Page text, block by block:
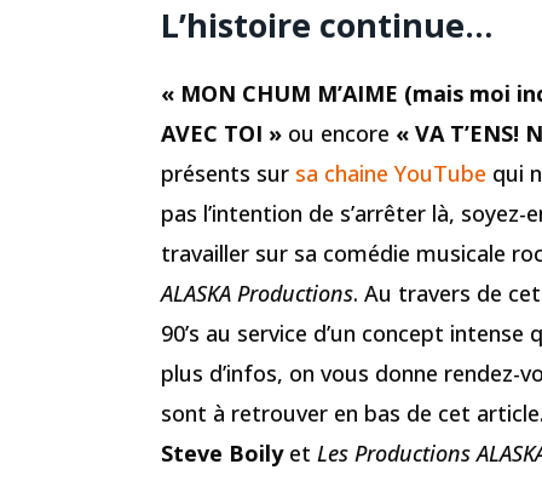
L’histoire continue…
« MON CHUM M’AIME (mais moi
AVEC TOI » ou encore « VA T’ENS!
présents sur sa chaine YouTube qui
pas l’intention de s’arrêter là, soyez-
travailler sur sa comédie musicale
ALASKA Productions. Au travers de
90’s au service d’un concept
plus d’infos, on vous donne rendez-
sont à retrouver en bas de cet
Steve Boily et Les Productions